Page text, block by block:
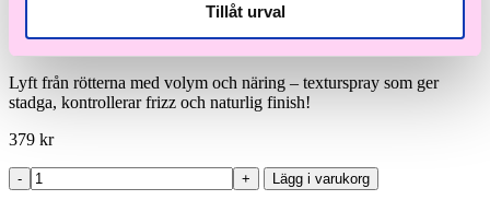
Tillåt urval
Root Boost 250 ml
Lyft från rötterna med volym och näring – texturspray som ger
stadga, kontrollerar frizz och naturlig finish!
379 kr
-
Root
+ Lägg i varukorg